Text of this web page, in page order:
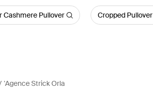
Cashmere Pullover Cropped Pullover
'Agence Strick Orla